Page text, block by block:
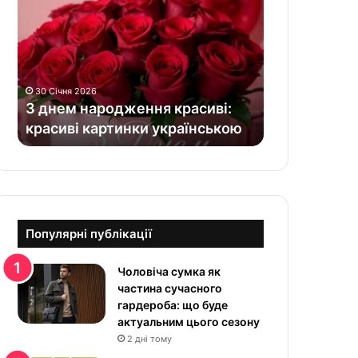
м
н
а
р
о
д
ж
н
р
а
с
в
:
30 Січня 2026
З днем народження красиві:
красиві картинки українською
Популярні публікації
Чоловіча сумка як
частина сучасного
гардероба: що буде
актуальним цього сезону
2 дні тому